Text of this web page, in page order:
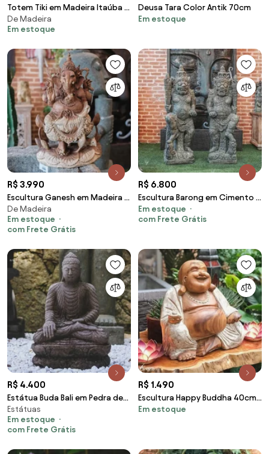
Totem Tiki em Madeira Itaúba |
Brasil
De Madeira
Em estoque
Deusa Tara Color Antik 70cm
Em estoque
R$ 3.990
Escultura Ganesh em Madeira |
Bali
De Madeira
Em estoque
com Frete Grátis
R$ 6.800
Escultura Barong em Cimento |
120cm
Em estoque
com Frete Grátis
R$ 4.400
Estátua Buda Bali em Pedra de
Rio
Estátuas
Em estoque
com Frete Grátis
R$ 1.490
Escultura Happy Buddha 40cm |
Pátina
Em estoque